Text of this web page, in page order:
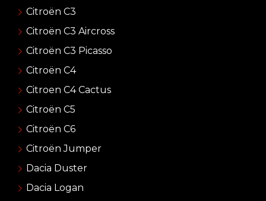
Citroën C3
Citroën C3 Aircross
Citroën C3 Picasso
Citroën C4
Citroen C4 Cactus
Citroën C5
Citroën C6
Citroën Jumper
Dacia Duster
Dacia Logan